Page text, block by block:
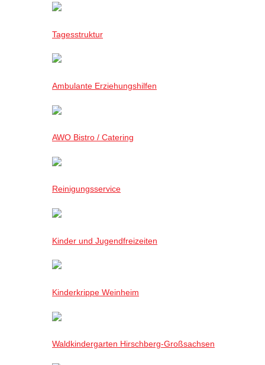
Tagesstruktur
Ambulante Erziehungshilfen
AWO Bistro / Catering
Reinigungsservice
Kinder und Jugendfreizeiten
Kinderkrippe Weinheim
Waldkindergarten Hirschberg-Großsachsen